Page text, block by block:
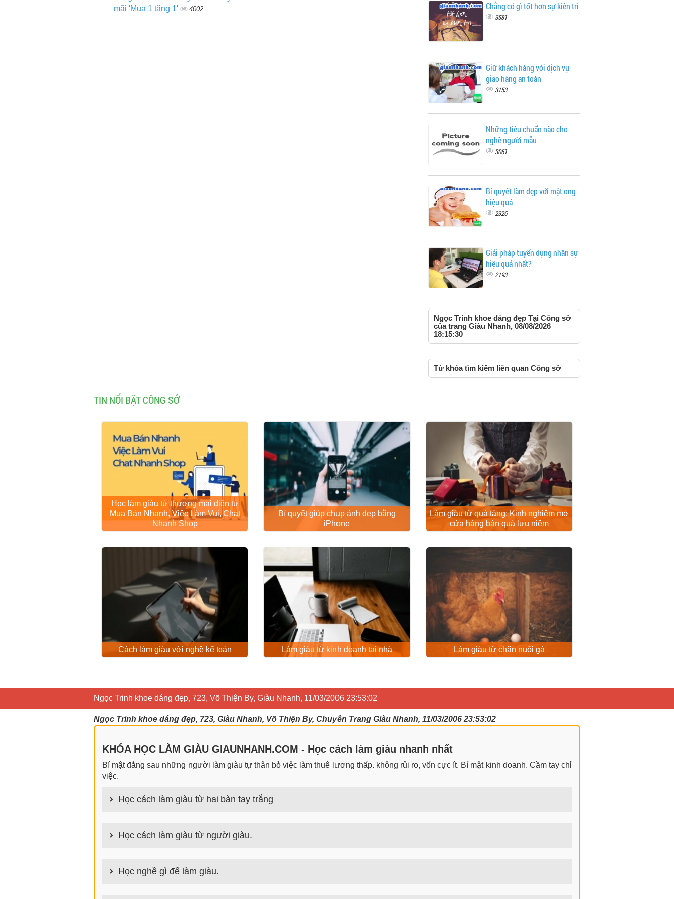
mãi 'Mua 1 tặng 1'
4002 Chẳng có gì tốt hơn sự kiên trì
3581
Giữ khách hàng với dịch vụ
giao hàng an toàn
3153
Những tiêu chuẩn nào cho
nghề người mẫu
3061
Bí quyết làm đẹp với mật ong
hiệu quả
2326
Giải pháp tuyển dụng nhân sự
hiệu quả nhất?
2193
Ngọc Trinh khoe dáng đẹp Tại Công sở
của trang Giàu Nhanh, 08/08/2026
18:15:30
Từ khóa tìm kiếm liên quan Công sở
TIN NỔI BẬT CÔNG SỞ
Học làm giàu từ thương mại điện tử
Mua Bán Nhanh, Việc Làm Vui, Chat
Nhanh Shop
Bí quyết giúp chụp ảnh đẹp bằng
iPhone
Làm giàu từ quà tặng: Kinh nghiệm mở
cửa hàng bán quà lưu niệm
Cách làm giàu với nghề kế toán Làm giàu từ kinh doanh tại nhà Làm giàu từ chăn nuôi gà
Ngọc Trinh khoe dáng đẹp, 723, Võ Thiện By, Giàu Nhanh, 11/03/2006 23:53:02
Ngọc Trinh khoe dáng đẹp, 723, Giàu Nhanh, Võ Thiện By, Chuyên Trang Giàu Nhanh, 11/03/2006 23:53:02
KHÓA HỌC LÀM GIÀU GIAUNHANH.COM - Học cách làm giàu nhanh nhất
Bí mật đằng sau những người làm giàu tự thân bỏ việc làm thuê lương thấp. không rủi ro, vốn cực ít. Bí mật kinh doanh. Cầm tay chỉ
việc.
Học cách làm giàu từ hai bàn tay trắng
Học cách làm giàu từ người giàu.
tích cách người giàu làm giàu
Học nghề gì để làm giàu.